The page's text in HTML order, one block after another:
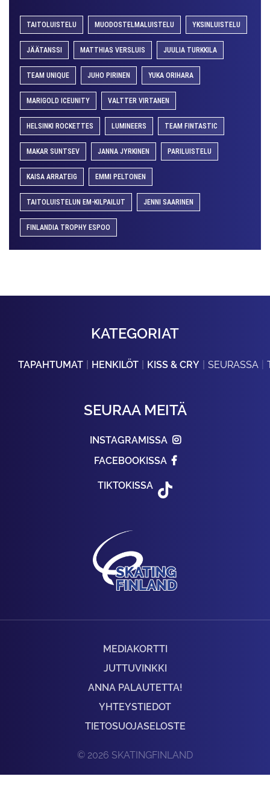
TAITOLUISTELU MUODOSTELMALUISTELU YKSINLUISTELU
JÄÄTANSSI MATTHIAS VERSLUIS JUULIA TURKKILA
TEAM UNIQUE JUHO PIRINEN YUKA ORIHARA
MARIGOLD ICEUNITY VALTTER VIRTANEN
HELSINKI ROCKETTES LUMINEERS TEAM FINTASTIC
MAKAR SUNTSEV JANNA JYRKINEN PARILUISTELU
KAISA ARRATEIG EMMI PELTONEN
TAITOLUISTELUN EM-KILPAILUT JENNI SAARINEN
FINLANDIA TROPHY ESPOO
KATEGORIAT
TAPAHTUMAT HENKILÖT KISS & CRY SEURASSA
SEURAA MEITÄ
INSTAGRAMISSA
FACEBOOKISSA
TIKTOKISSA
MEDIAKORTTI
JUTTUVINKKI
ANNA PALAUTETTA!
YHTEYSTIEDOT
TIETOSUOJASELOSTE
© 2026 SKATINGFINLAND